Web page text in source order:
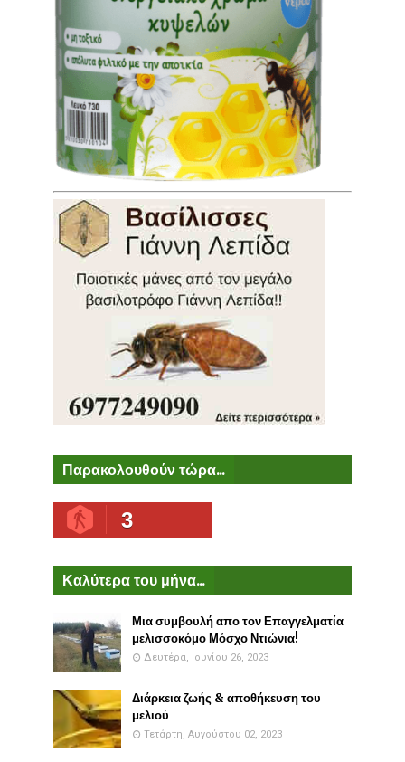
Παρακολουθούν τώρα...
3
Καλύτερα του μήνα...
Μια συμβουλή απο τον Επαγγελματία
μελισσοκόμο Μόσχο Ντιώνια!
Δευτέρα, Ιουνίου 26, 2023
Διάρκεια ζωής & αποθήκευση του
μελιού
Τετάρτη, Αυγούστου 02, 2023